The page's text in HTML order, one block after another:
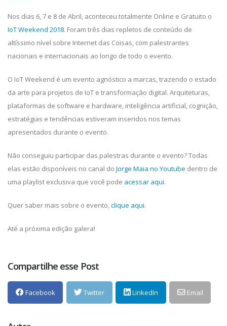
Nos dias 6, 7 e 8 de Abril, aconteceu totalmente Online e Gratuito o
IoT Weekend 2018. Foram três dias repletos de conteúdo de
altíssimo nível sobre Internet das Coisas, com palestrantes
nacionais e internacionais ao longo de todo o evento.
O IoT Weekend é um evento agnóstico a marcas, trazendo o estado
da arte para projetos de IoT e transformação digital. Arquiteturas,
plataformas de software e hardware, inteligência artificial, cognição,
estratégias e tendências estiveram inseridos nos temas
apresentados durante o evento.
Não conseguiu participar das palestras durante o evento? Todas
elas estão disponíveis no canal do Jorge Maia no Youtube dentro de
uma playlist exclusiva que você pode acessar aqui.
Quer saber mais sobre o evento,clique aqui.
Até a próxima edição galera!
Compartilhe esse Post
Facebook Twitter LinkedIn Email